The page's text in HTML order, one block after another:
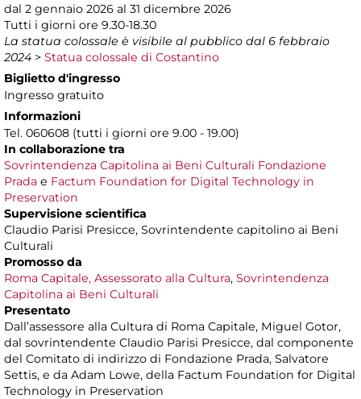
dal 2 gennaio 2026 al 31 dicembre 2026
Tutti i giorni ore 9.30-18.30
La statua colossale è visibile al pubblico dal 6 febbraio
2024 > Statua colossale di Costantino
Biglietto d'ingresso
Ingresso gratuito
Informazioni
Tel. 060608 (tutti i giorni ore 9.00 - 19.00)
In collaborazione tra
Sovrintendenza Capitolina ai Beni Culturali Fondazione
Prada e Factum Foundation for Digital Technology in
Preservation
Supervisione scientifica
Claudio Parisi Presicce, Sovrintendente capitolino ai Beni
Culturali
Promosso da
Roma Capitale, Assessorato alla Cultura, Sovrintendenza
Capitolina ai Beni Culturali
Presentato
Dall’assessore alla Cultura di Roma Capitale, Miguel Gotor,
dal sovrintendente Claudio Parisi Presicce, dal componente
del Comitato di indirizzo di Fondazione Prada, Salvatore
Settis, e da Adam Lowe, della Factum Foundation for Digital
Technology in Preservation